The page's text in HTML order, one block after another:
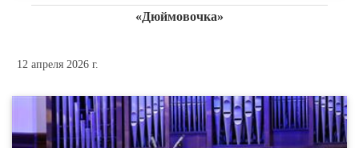
«Дюймовочка»
12 апреля 2026 г.